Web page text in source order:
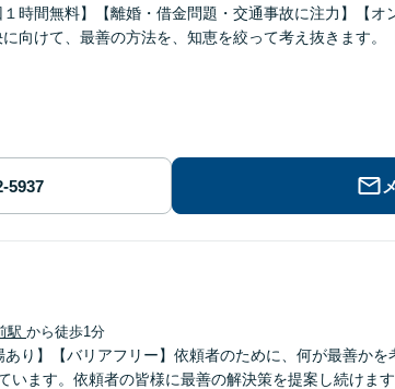
時間無料】【離婚・借金問題・交通事故に注力】【
向けて、最善の方法を、知恵を絞って考え抜きます。
駅 から徒歩1分
あり】【バリアフリー】依頼者のために、何が最善かを
います。依頼者の皆様に最善の解決策を提案し続けま